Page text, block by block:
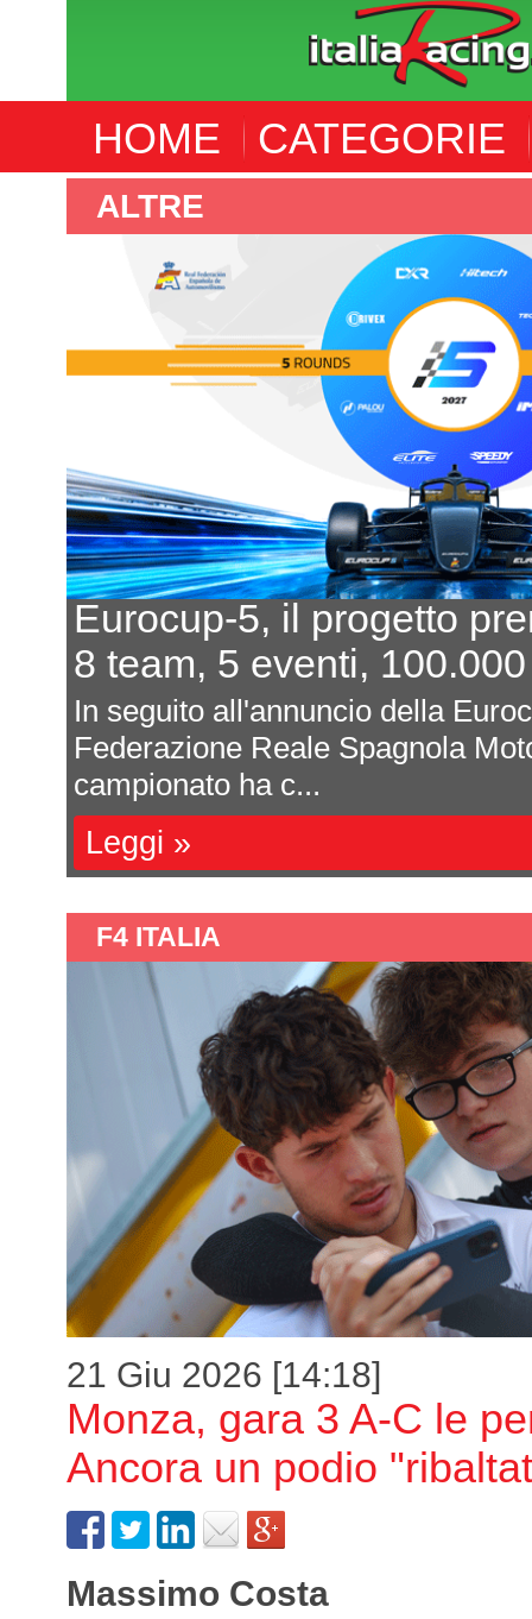
HOME CATEGORIE
ALTRE
Eurocup-5, il progetto
8 team, 5 eventi,
In seguito all'annuncio della
Federazione Reale Spagnola
campionato ha c...
Leggi »
F4 ITALIA
21 Giu 2026 [14:18]
Monza, gara 3 A-C le
Ancora un podio
Massimo Costa